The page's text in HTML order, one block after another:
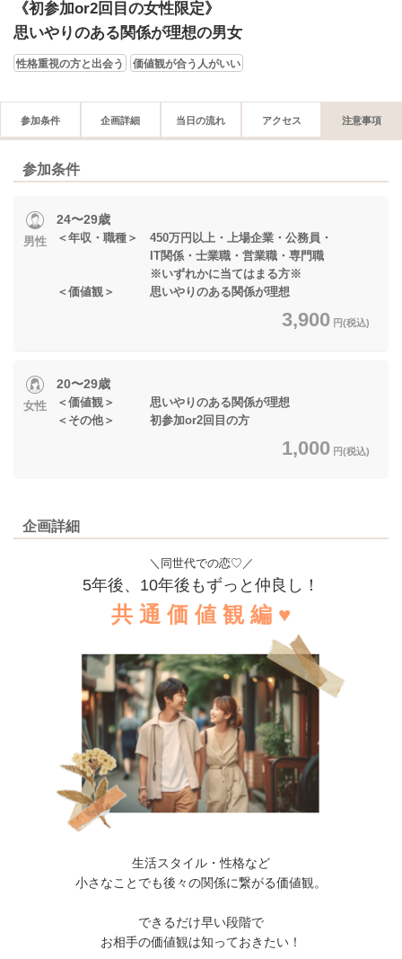
《初参加or2回目の女性限定》
思いやりのある関係が理想の男女
性格重視の方と出会う 価値観が合う人がいい
参加条件 企画詳細 当日の流れ アクセス 注意事項
参加条件
男性
24〜29歳
＜年収・職種＞ 450万円以上・上場企業・公務員・
IT関係・士業職・営業職・専門職
※いずれかに当てはまる方※
＜価値観＞ 思いやりのある関係が理想
3,900 円(税込)
女性
20〜29歳
＜価値観＞ 思いやりのある関係が理想
＜その他＞ 初参加or2回目の方
1,000 円(税込)
企画詳細
＼同世代での恋♡／
5年後、10年後もずっと仲良し！
共 通 価 値 観 編 ♥
生活スタイル・性格など
小さなことでも後々の関係に繋がる価値観。
できるだけ早い段階で
お相手の価値観は知っておきたい！